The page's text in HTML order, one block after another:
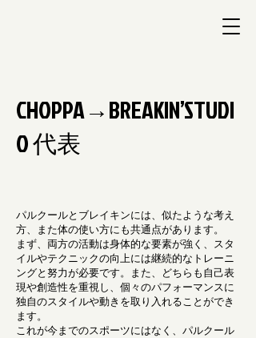
CHOPPA→BREAKIN’STUDI
O 代表
パルクールとブレイキンには、似たような考え
方、また体の使い方にも共通点があります。
まず、両方の活動は身体的な要素が強く、スタ
イルやテクニックの向上には継続的なトレーニ
ングと努力が必要です。また、どちらも自己表
現や創造性を重視し、個々のパフォーマンスに
独自のスタイルや動きを取り入れることができ
ます。
これが今までのスポーツにはなく、パルクール